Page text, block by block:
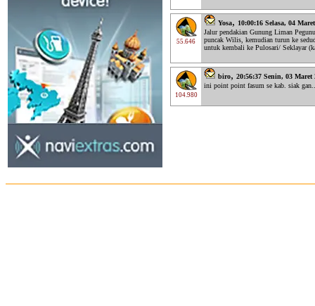
55.646
Yosa, 10:00:16 Selasa, 04
Jalur pendakian Gunung Liman
puncak Wilis, kemudian turun ke
untuk kembali ke Pulosari/ Seklayar
104.980
biro, 20:56:37 Senin, 03 Maret
ini point point fasum se kab. siak